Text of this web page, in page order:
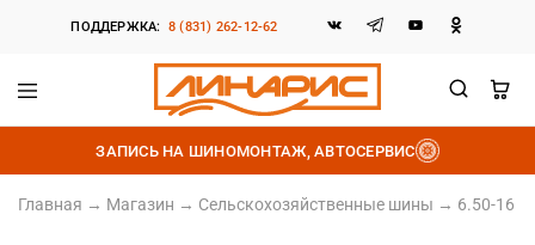
ПОДДЕРЖКА: 8 (831) 262-12-62
Линарис
Продажа
шин,
дисков
и
аккумуляторов
ЗАПИСЬ НА ШИНОМОНТАЖ, АВТОСЕРВИС
Главная → Магазин → Сельскохозяйственные шины → 6.50-16